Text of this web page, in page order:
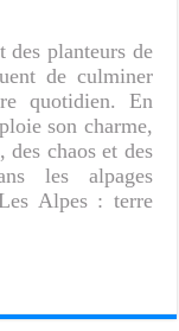
des planteurs de
de culminer
quotidien. En
son charme,
des chaos et des
les alpages
Alpes : terre